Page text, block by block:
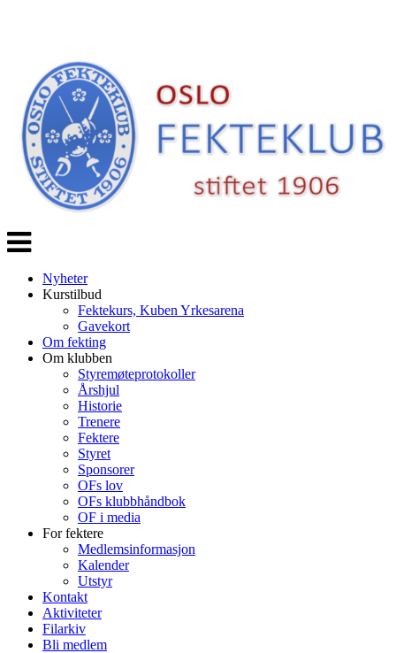
Veksle
navigasjon
Nyheter
Kurstilbud
Fektekurs, Kuben Yrkesarena
Gavekort
Om fekting
Om klubben
Styremøteprotokoller
Årshjul
Historie
Trenere
Fektere
Styret
Sponsorer
OFs lov
OFs klubbhåndbok
OF i media
For fektere
Medlemsinformasjon
Kalender
Utstyr
Kontakt
Aktiviteter
Filarkiv
Bli medlem